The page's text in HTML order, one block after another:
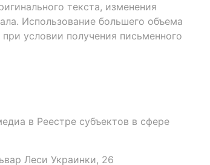
текста, изменения
Использование большего объема
условии получения письменного
в Реестре субъектов в сфере
Леси Украинки, 26